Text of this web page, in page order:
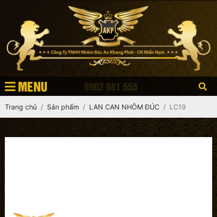
MENU 0902 881 555
Trang chủ Sản phẩm LAN CAN NHÔM ĐÚC LC19